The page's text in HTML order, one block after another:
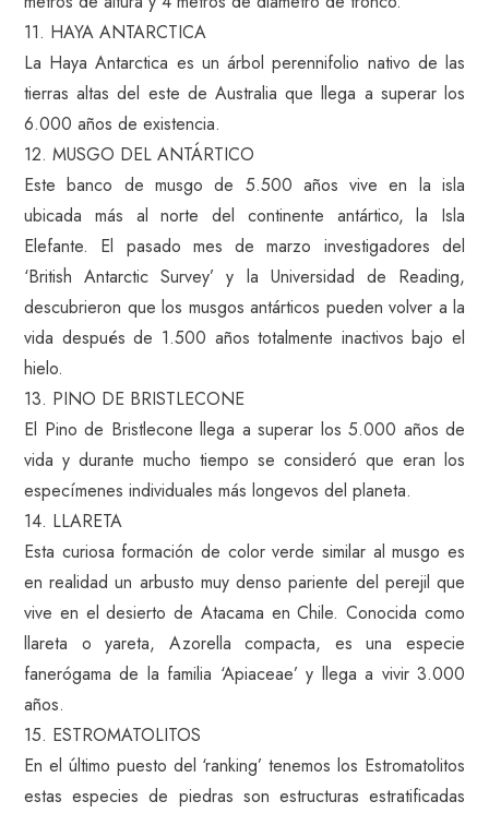
11. HAYA ANTARCTICA
La Haya Antarctica es un árbol perennifolio nativo de las
tierras altas del este de Australia que llega a superar los
6.000 años de existencia.
12. MUSGO DEL ANTÁRTICO
Este banco de musgo de 5.500 años vive en la isla
ubicada más al norte del continente antártico, la Isla
Elefante. El pasado mes de marzo investigadores del
‘British Antarctic Survey’ y la Universidad de Reading,
descubrieron que los musgos antárticos pueden volver a la
vida después de 1.500 años totalmente inactivos bajo el
hielo.
13. PINO DE BRISTLECONE
El Pino de Bristlecone llega a superar los 5.000 años de
vida y durante mucho tiempo se consideró que eran los
especímenes individuales más longevos del planeta.
14. LLARETA
Esta curiosa formación de color verde similar al musgo es
en realidad un arbusto muy denso pariente del perejil que
vive en el desierto de Atacama en Chile. Conocida como
llareta o yareta, Azorella compacta, es una especie
fanerógama de la familia ‘Apiaceae’ y llega a vivir 3.000
años.
15. ESTROMATOLITOS
En el último puesto del ‘ranking’ tenemos los Estromatolitos
estas especies de piedras son estructuras estratificadas